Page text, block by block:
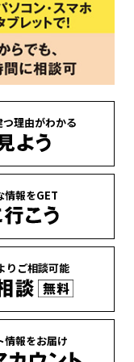
つ理由がわかる
情報をGET
り ご相談可能
情報をお届け